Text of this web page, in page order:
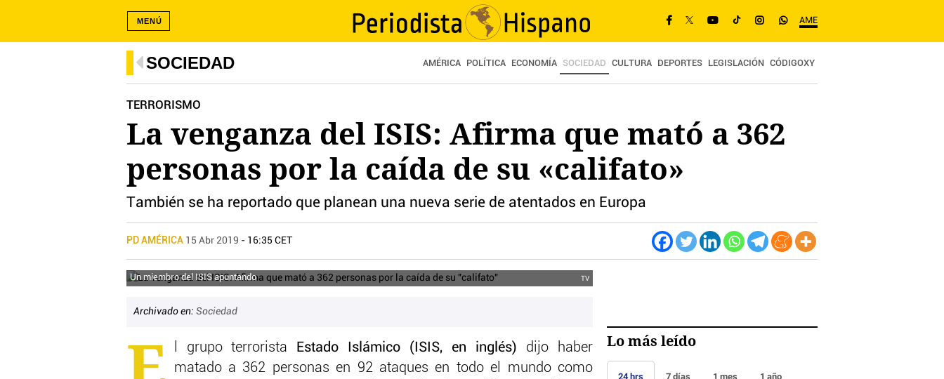
AME
MENÚ
SOCIEDAD AMÉRICA POLÍTICA ECONOMÍA SOCIEDAD CULTURA DEPORTES LEGISLACIÓN CÓDIGOXY
TERRORISMO
La venganza del ISIS: Afirma que mató a 362
personas por la caída de su «califato»
También se ha reportado que planean una nueva serie de atentados en Europa
PD AMÉRICA 15 Abr 2019 - 16:35 CET
Un miembro del ISIS apuntando TV
Archivado en: Sociedad
l grupo terrorista Estado Islámico (ISIS, en inglés) dijo haber
matado a 362 personas en 92 ataques en todo el mundo como
Lo más leído
24 hrs 7 días 1 mes 1 año